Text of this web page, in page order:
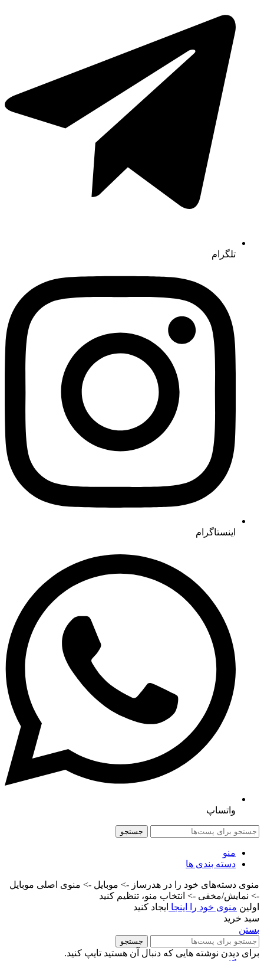
تلگرام
اینستاگرام
واتساپ
جستجو
منو
دسته بندی ها
منوی دسته‌های خود را در هدرساز -> موبایل -> منوی اصلی موبایل
-> نمایش/مخفی -> انتخاب منو، تنظیم کنید
اولین منوی خود را اینجا ایجاد کنید
سبد خرید
بستن
جستجو
برای دیدن نوشته هایی که دنبال آن هستید تایپ کنید.